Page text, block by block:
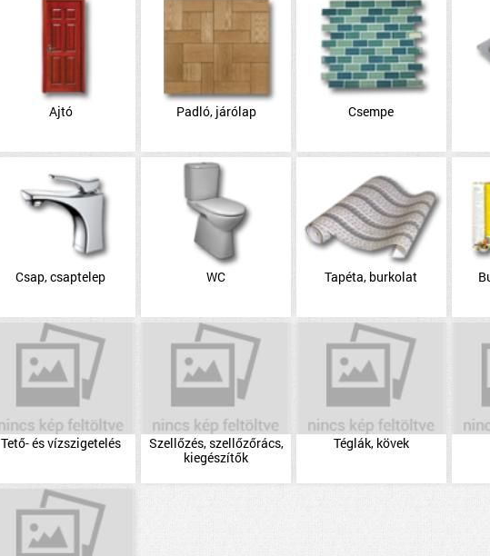
Ajtó Padló, járólap Csempe
Csap, csaptelep WC Tapéta, burkolat
Tető- és vízszigetelés
Szellőzés, szellőzőrács,
kiegészítők
Téglák, kövek